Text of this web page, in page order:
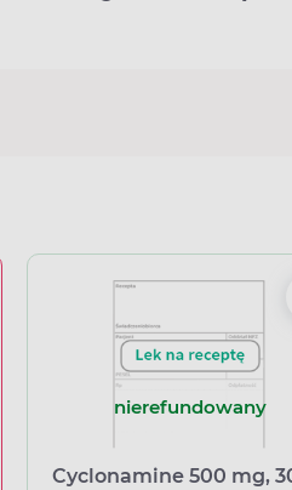
nierefundowany
Cyclonamine 500 mg,